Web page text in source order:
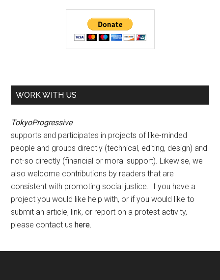
WORK WITH US
TokyoProgressive
supports and participates in projects of like-minded
people and groups directly (technical, editing, design) and
not-so directly (financial or moral support). Likewise, we
also welcome contributions by readers that are
consistent with promoting social justice. If you have a
project you would like help with, or if you would like to
submit an article, link, or report on a protest activity,
please contact ushere.